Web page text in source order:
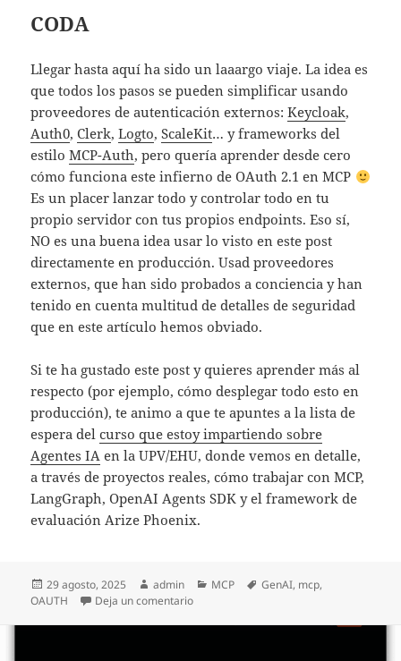
CODA
Llegar hasta aquí ha sido un laaargo viaje. La idea es
que todos los pasos se pueden simplificar usando
proveedores de autenticación externos:Keycloak,
Auth0,Clerk,Logto,ScaleKit… y frameworks del
estiloMCP-Auth, pero quería aprender desde cero
cómo funciona este infierno de OAuth 2.1 en MCP
Es un placer lanzar todo y controlar todo en tu
propio servidor con tus propios endpoints. Eso sí,
NO es una buena idea usar lo visto en este post
directamente en producción. Usad proveedores
externos, que han sido probados a conciencia y han
tenido en cuenta multitud de detalles de seguridad
que en este artículo hemos obviado.
Si te ha gustado este post y quieres aprender más al
respecto (por ejemplo, cómo desplegar todo esto en
producción), te animo a que te apuntes a la lista de
espera delcurso que estoy impartiendo sobre
Agentes IA en la UPV/EHU, donde vemos en detalle,
a través de proyectos reales, cómo trabajar con MCP,
LangGraph, OpenAI Agents SDK y el framework de
evaluación Arize Phoenix.
Publicado
el
29 agosto, 2025 Autor
admin Categorías
MCP Etiquetas
GenAI, mcp,
OAUTH
Deja un comentarioen ¿Cómo proteger un servidor MCP con